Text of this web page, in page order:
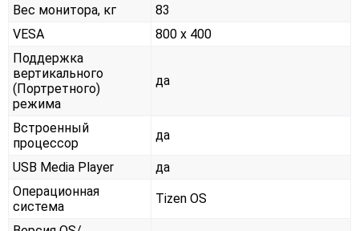
Вес монитора, кг
83
VESA
800 x 400
Поддержка
вертикального
(Портретного)
режима
да
Встроенный
процессор
да
USB Media Player
да
Операционная
система
Tizen OS